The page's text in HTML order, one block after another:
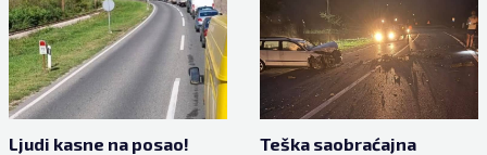
Ljudi kasne na posao!
Teška saobraćajna